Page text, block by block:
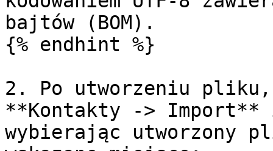
bajtów (BOM).
{% endhint %}
2. Po utworzeniu
**Kontakty ->
wybierając utworzony